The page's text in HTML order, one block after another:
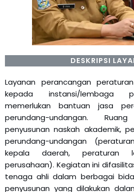
DESKRIPSI
Layanan perancangan
kepada instansi/lembaga
memerlukan bantuan jasa
perundang-undangan.
penyusunan naskah akademik,
perundang-undangan
kepala daerah, peraturan
perusahaan). Kegiatan ini
tenaga ahli dalam berbagai
penyusunan yang dilakukan